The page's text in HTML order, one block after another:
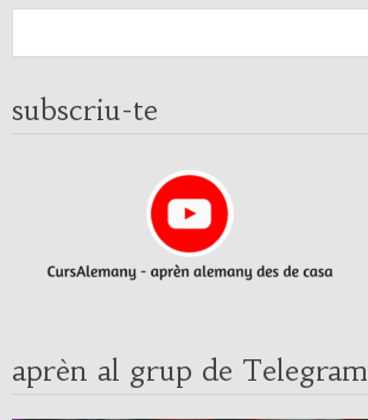
subscriu-te
aprèn al grup de Telegram